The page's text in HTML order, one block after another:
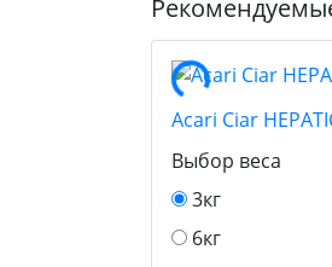
Acari Ciar
Выбор веса
3кг
6кг